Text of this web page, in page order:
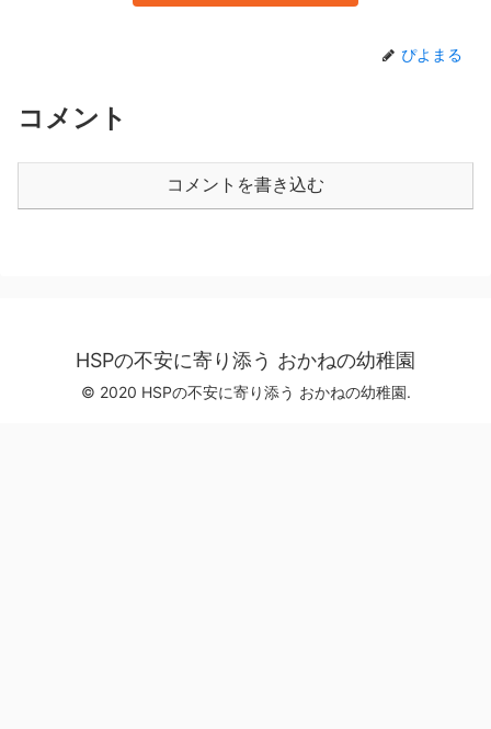
ぴよまる
コメント
コメントを書き込む
HSPの不安に寄り添う おかねの幼稚園
© 2020 HSPの不安に寄り添う おかねの幼稚園.